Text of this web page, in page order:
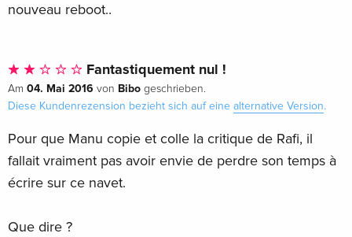
nouveau reboot..
Fantastiquement nul !
Am 04. Mai 2016 von Bibo geschrieben.
Diese Kundenrezension bezieht sich auf eine alternative Version.
Pour que Manu copie et colle la critique de Rafi, il
fallait vraiment pas avoir envie de perdre son temps à
écrire sur ce navet.
Que dire ?